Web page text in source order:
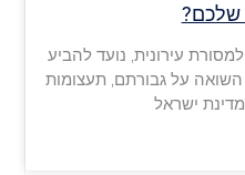
עירונית, נועד להביע
השואה על גבורתם, תעצומות
ישראל